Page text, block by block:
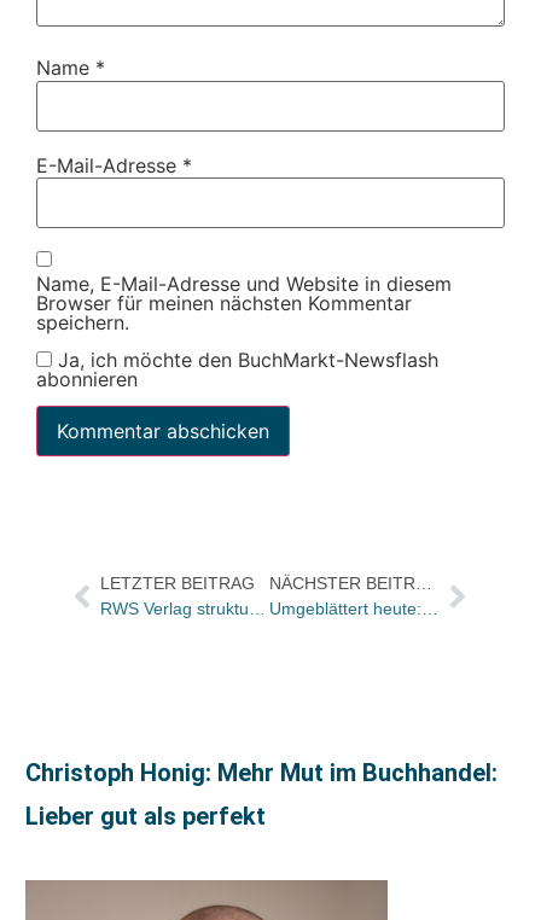
Name *
E-Mail-Adresse *
Name, E-Mail-Adresse und Website in diesem
Browser für meinen nächsten Kommentar
speichern.
Ja, ich möchte den BuchMarkt-Newsflash
abonnieren
LETZTER BEITRAG
Christoph Honig: Mehr Mut im Buchhandel:
Lieber gut als perfekt